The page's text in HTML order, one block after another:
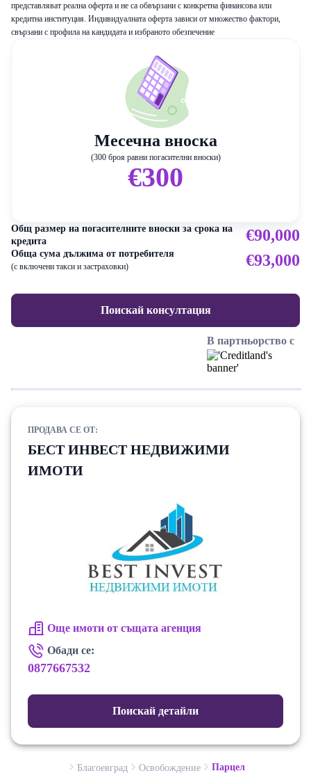
представляват реална оферта и не са обвързани с конкретна финансова или
кредитна институция. Индивидуалната оферта зависи от множество фактори,
свързани с профила на кандидата и избраното обезпечение
Месечна вноска
(300 броя равни погасителни вноски)
€300
Общ размер на погасителните вноски за срока на
кредита
€90,000
Обща сума дължима от потребителя
(с включени такси и застраховки) €93,000
Поискай консултация
В партньорство с
ПРОДАВА СЕ ОТ:
БЕСТ ИНВЕСТ НЕДВИЖИМИ
ИМОТИ
Още имоти от същата агенция
Обади се:
0877667532
Поискай детайли
Благоевград Освобождение Парцел